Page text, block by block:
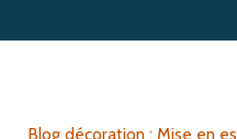
Blog décoration : Mise en